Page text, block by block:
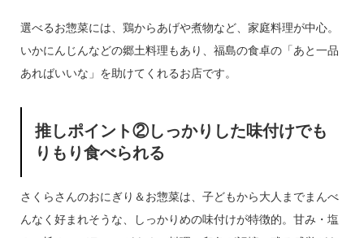
選べるお惣菜には、鶏からあげや煮物など、家庭料理が中心。
いかにんじんなどの郷土料理もあり、福島の食卓の「あと一品
あればいいな」を助けてくれるお店です。
推しポイント②しっかりした味付けでも
りもり食べられる
さくらさんのおにぎり＆お惣菜は、子どもから大人までまんべ
んなく好まれそうな、しっかりめの味付けが特徴的。甘み・塩